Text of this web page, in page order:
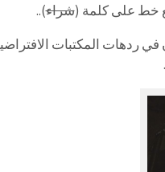
خط على كلمة (شراء)..
المكتبات